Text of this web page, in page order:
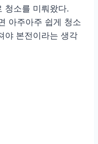
청소를 미뤄왔다.
아주아주 쉽게 청소
야 본전이라는 생각